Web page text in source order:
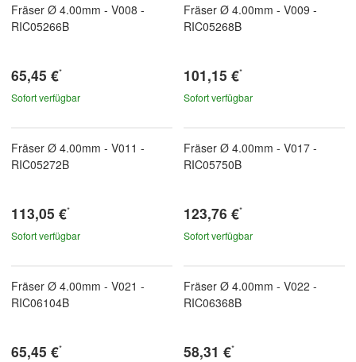
Fräser Ø 4.00mm - V008 -
RIC05266B
65,45 €*
Sofort verfügbar
Fräser Ø 4.00mm - V009 -
RIC05268B
101,15 €*
Sofort verfügbar
Fräser Ø 4.00mm - V011 -
RIC05272B
113,05 €*
Sofort verfügbar
Fräser Ø 4.00mm - V017 -
RIC05750B
123,76 €*
Sofort verfügbar
Fräser Ø 4.00mm - V021 -
RIC06104B
65,45 €*
Fräser Ø 4.00mm - V022 -
RIC06368B
58,31 €*